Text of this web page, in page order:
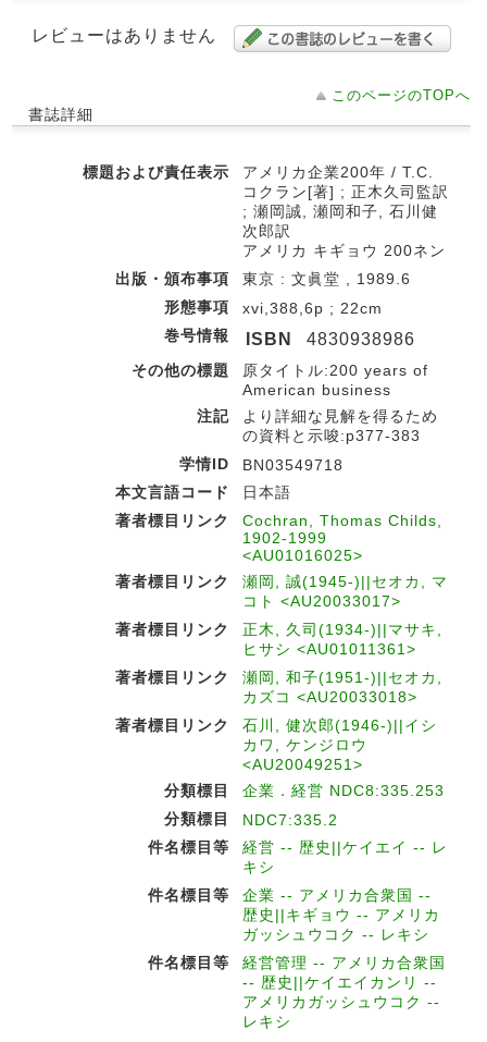
レビューはありません
このページのTOPへ
書誌詳細
標題および責任表示
アメリカ企業200年 / T.C.
コクラン[著] ; 正木久司監訳
; 瀬岡誠, 瀬岡和子, 石川健
次郎訳
アメリカ キギョウ 200ネン
出版・頒布事項
東京 : 文眞堂 , 1989.6
形態事項
xvi,388,6p ; 22cm
巻号情報
ISBN 4830938986
その他の標題
原タイトル:200 years of
American business
注記
より詳細な見解を得るため
の資料と示唆:p377-383
学情ID
BN03549718
本文言語コード
日本語
著者標目リンク
Cochran, Thomas Childs,
1902-1999
<AU01016025>
著者標目リンク
瀬岡, 誠(1945-)||セオカ, マ
コト <AU20033017>
著者標目リンク
正木, 久司(1934-)||マサキ,
ヒサシ <AU01011361>
著者標目リンク
瀬岡, 和子(1951-)||セオカ,
カズコ <AU20033018>
著者標目リンク
石川, 健次郎(1946-)||イシ
カワ, ケンジロウ
<AU20049251>
分類標目
企業．経営 NDC8:335.253
分類標目
NDC7:335.2
件名標目等
経営 -- 歴史||ケイエイ -- レ
キシ
件名標目等
企業 -- アメリカ合衆国 --
歴史||キギョウ -- アメリカ
ガッシュウコク -- レキシ
件名標目等
経営管理 -- アメリカ合衆国
-- 歴史||ケイエイカンリ --
アメリカガッシュウコク --
レキシ